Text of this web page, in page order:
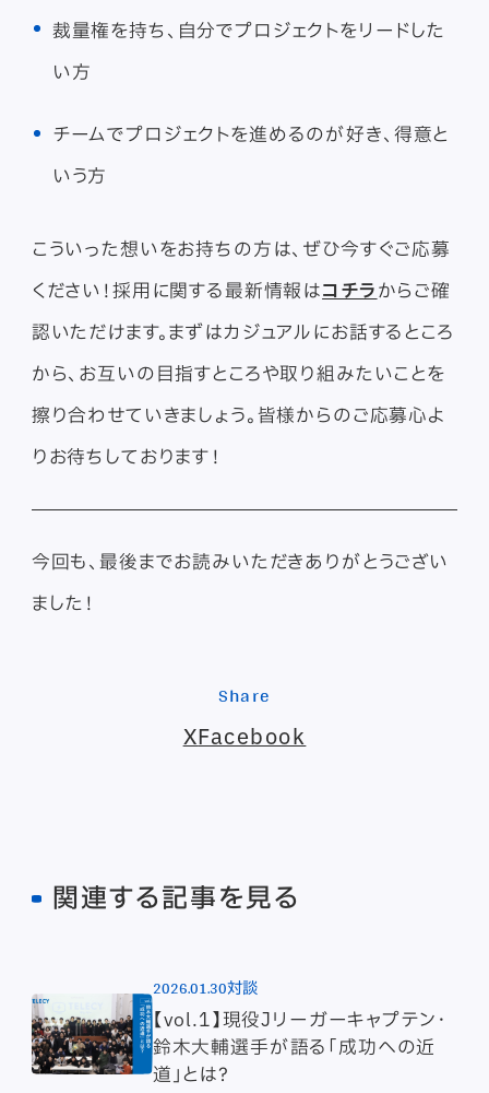
裁量権を持ち、自分でプロジェクトをリードした
い方
チームでプロジェクトを進めるのが好き、得意と
いう方
こういった想いをお持ちの方は、ぜひ今すぐご応募
ください！採用に関する最新情報はコチラ からご確
認いただけます。まずはカジュアルにお話するところ
から、お互いの目指すところや取り組みたいことを
擦り合わせていきましょう。皆様からのご応募心よ
りお待ちしております！
今回も、最後までお読みいただきありがとうござい
ました！
Share
XFacebook
関連する記事を見る
2026.01.30対談
【vol.1】現役Jリーガーキャプテン・
鈴木大輔選手が語る「成功への近
道」とは？